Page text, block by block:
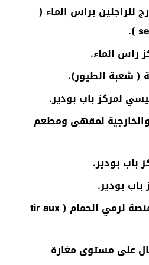
للراجلين براس الماء (
).
راس الماء.
( شعبة الطيور).
لمركز باب بودير.
والخارجية لمقهى ومطعم
باب بودير.
بودير.
لرمي الحمام (tir aux
على مستوى مغارة